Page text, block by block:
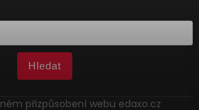
Hledat
přizpůsobení webu edaxo.cz